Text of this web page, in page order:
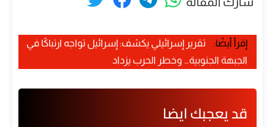
إقرأ أيضًا:
تقرير إسرائيلي يكشف: إسرائيل تواجه ارتباكًا في
الجبهة الجنوبية… وخطر الحرب يزداد
قد يعجبك ايضا